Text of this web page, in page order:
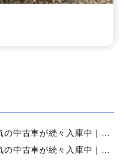
【最新在庫入荷】札幌・函館で人気の中古車が続々入庫中｜早い者勝ち！【ダイハツ ミラココア660プラスX 4WD】
【最新在庫入荷】札幌・函館で人気の中古車が続々入庫中｜早い者勝ち！【ホンダ N-BOX660カスタムG Lパッケージ 4WD】